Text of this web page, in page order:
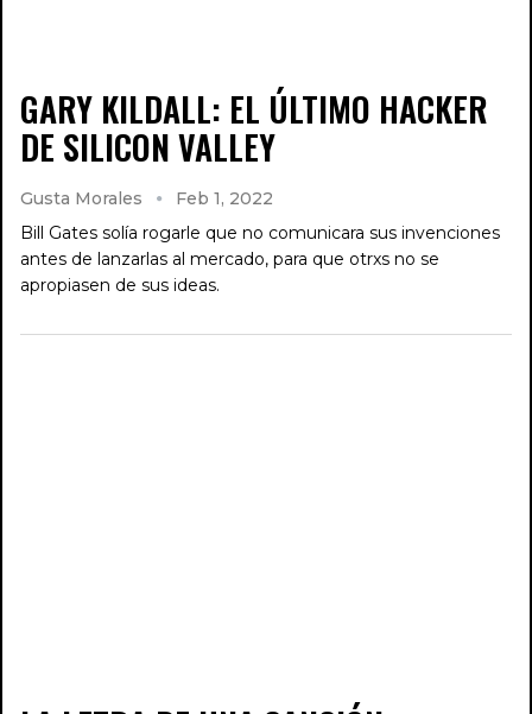
GARY KILDALL: EL ÚLTIMO HACKER
DE SILICON VALLEY
Gusta Morales
Feb 1, 2022
Bill Gates solía rogarle que no comunicara sus invenciones
antes de lanzarlas al mercado, para que otrxs no se
apropiasen de sus ideas.